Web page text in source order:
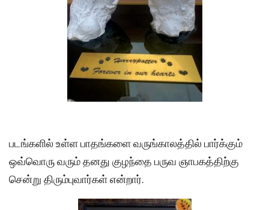
படங்களில் உள்ள பாதங்களை வருங்காலத்தில் பார்க்கும்
ஒவ்வொரு வரும் தனது குழந்தை பருவ ஞாபகத்திற்கு
சென்று திரும்புவார்கள் என்றார்.